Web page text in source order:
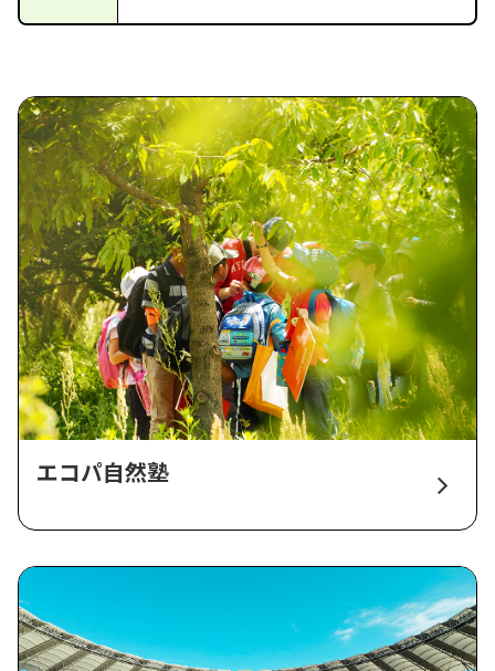
エコパ自然塾